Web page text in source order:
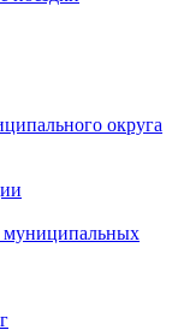
округа
муниципальных